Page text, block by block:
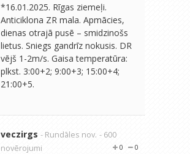
*16.01.2025. Rīgas ziemeļi.
Anticiklona ZR mala. Apmācies,
dienas otrajā pusē – smidzinošs
lietus. Sniegs gandrīz nokusis. DR
vējš 1-2m/s. Gaisa temperatūra:
plkst. 3:00+2; 9:00+3; 15:00+4;
21:00+5.
veczirgs - Rundāles nov. - 600
novērojumi
0
0